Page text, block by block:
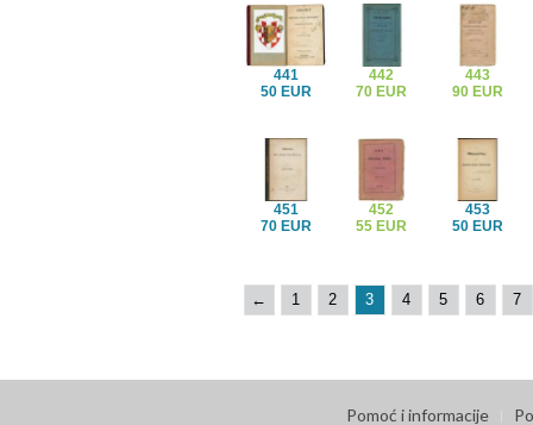
441
50 EUR
442
70 EUR
443
90 EUR
451
70 EUR
452
55 EUR
453
50 EUR
← 1 2 3 4 5 6 7
Pomoć i informacije